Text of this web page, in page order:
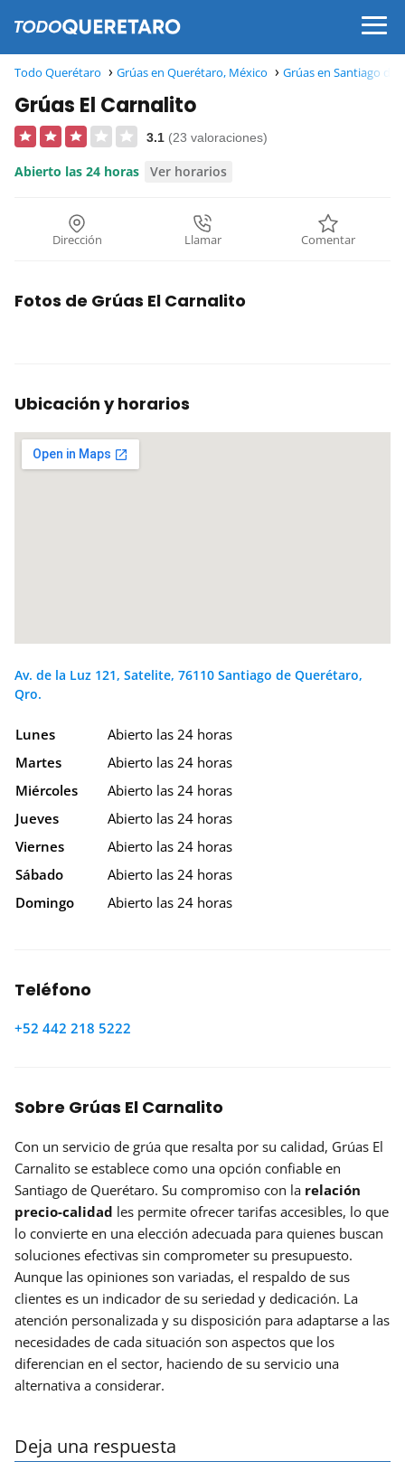
Todo Querétaro Grúas en Querétaro, México Grúas en Santiago de
Grúas El Carnalito
3.1 (23 valoraciones)
Abierto las 24 horas Ver horarios
Dirección Llamar Comentar
Fotos de Grúas El Carnalito
Ubicación y horarios
Av. de la Luz 121, Satelite, 76110 Santiago de Querétaro,
Qro.
Lunes
Abierto las 24 horas
Martes
Abierto las 24 horas
Miércoles
Abierto las 24 horas
Jueves
Abierto las 24 horas
Viernes
Abierto las 24 horas
Sábado
Abierto las 24 horas
Domingo
Abierto las 24 horas
Teléfono
+52 442 218 5222
Sobre Grúas El Carnalito
Con un servicio de grúa que resalta por su calidad, Grúas El
Carnalito se establece como una opción confiable en
Santiago de Querétaro. Su compromiso con la relación
precio-calidad les permite ofrecer tarifas accesibles, lo que
lo convierte en una elección adecuada para quienes buscan
soluciones efectivas sin comprometer su presupuesto.
Aunque las opiniones son variadas, el respaldo de sus
clientes es un indicador de su seriedad y dedicación. La
atención personalizada y su disposición para adaptarse a las
necesidades de cada situación son aspectos que los
diferencian en el sector, haciendo de su servicio una
alternativa a considerar.
Deja una respuesta